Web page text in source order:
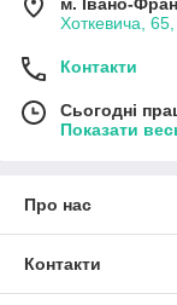
Хоткевича, 65,
Контакти
Сьогодні
Показати
Про нас
Контакти